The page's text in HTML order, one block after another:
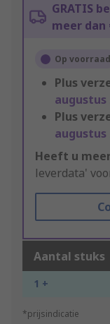
GRATIS
meer dan
Op voorraad
Plus
augustus
Plus
augustus
Heeft u
leverdata'
Aantal stuks
1 +
*prijsindicatie